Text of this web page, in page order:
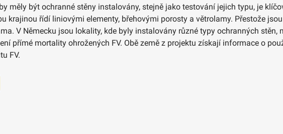
měly být ochranné stěny instalovány, stejně jako testování jejich typu, je
krajinou řídí liniovými elementy, břehovými porosty a větrolamy. Přestože
V Německu jsou lokality, kde byly instalovány různé typy ochranných stěn,
přímé mortality ohrožených FV. Obě země z projektu získají informace o
FV.